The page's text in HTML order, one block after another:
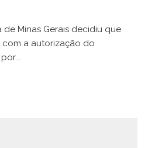
de Minas Gerais decidiu que
com a autorização do